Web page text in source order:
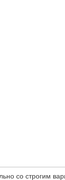
со строгим